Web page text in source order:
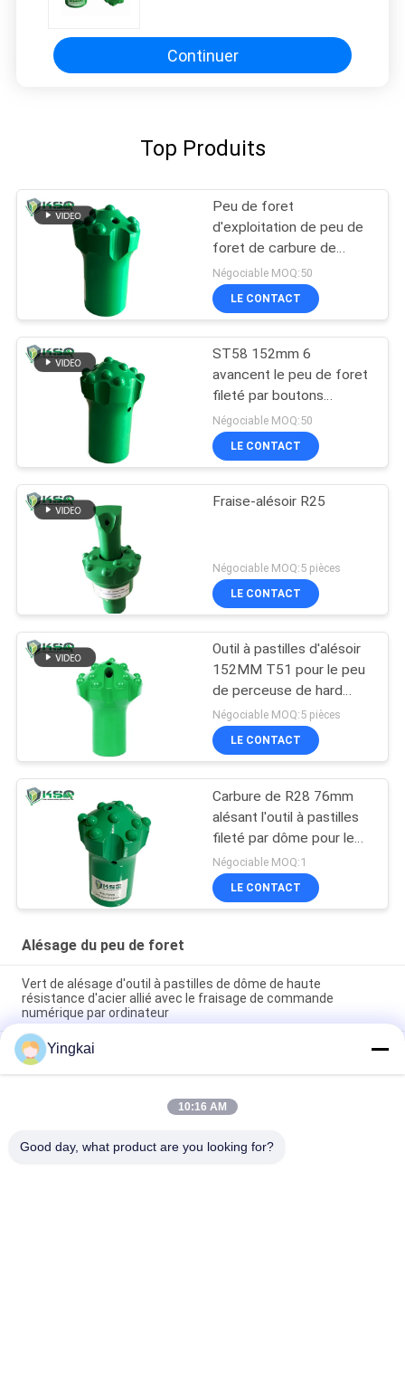
Continuer
Top Produits
Peu de foret
d'exploitation de peu de
foret de carbure de
tungstène de roche du
dôme T51 152mm
Négociable MOQ:50
LE CONTACT
ST58 152mm 6
avancent le peu de foret
fileté par boutons
ballistiques pour
dériver/perçant un tunnel
Négociable MOQ:50
LE CONTACT
Fraise-alésoir R25
Négociable MOQ:5 pièces
LE CONTACT
Outil à pastilles d'alésoir
152MM T51 pour le peu
de perceuse de hard
rock d'exploitation et de
tunnel
Négociable MOQ:5 pièces
LE CONTACT
Carbure de R28 76mm
alésant l'outil à pastilles
fileté par dôme pour le
forage de roche
Négociable MOQ:1
LE CONTACT
Alésage du peu de foret
Vert de alésage d'outil à pastilles de dôme de haute
résistance d'acier allié avec le fraisage de commande
numérique par ordinateur
Exploitation de alésage de perçage d'un tunnel de commande
numérique par ordinateur de peu de foret de pierre de peu de
foret R28 extrayant la construction
4" 5" forage de roche de alésage de peu de foret du dôme T38
Yingkai
10:16 AM
Good day, what product are you looking for?